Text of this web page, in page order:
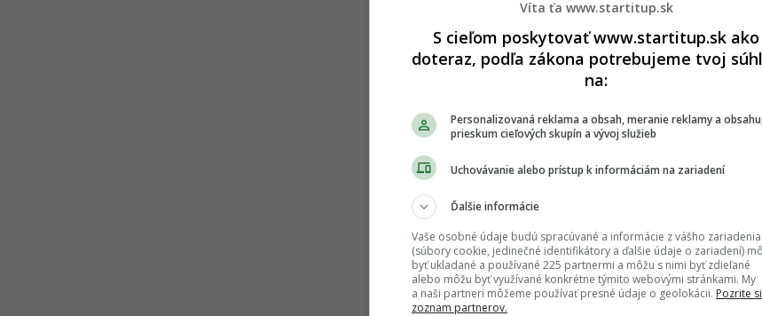
Víta ťa www.startitup.sk
S cieľom poskytovať www.startitup.sk ako
doteraz, podľa zákona potrebujeme tvoj
na:
Personalizovaná reklama a obsah, meranie reklamy a
prieskum cieľových skupín a vývoj služieb
Uchovávanie alebo prístup k informáciám na zariadení
Ďalšie informácie
Vaše osobné údaje budú spracúvané a informácie z vášho zariadenia
(súbory cookie, jedinečné identifikátory a ďalšie údaje o zariadení)
byť ukladané a používané 225 partnermi a môžu s nimi byť zdieľané
alebo môžu byť využívané konkrétne týmito webovými stránkami. My
a naši partneri môžeme používať presné údaje o geolokácii. Pozrite si
zoznam partnerov.